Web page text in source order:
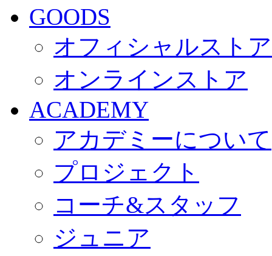
GOODS
オフィシャルスト
オンラインストア
ACADEMY
アカデミーについて
プロジェクト
コーチ&スタッフ
ジュニア